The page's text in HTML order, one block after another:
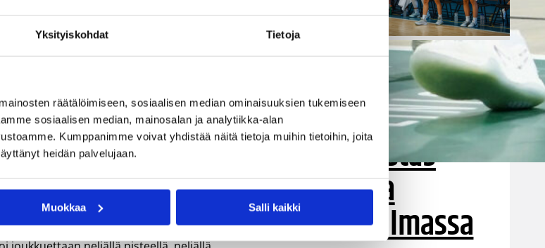
Yksityiskohdat Tietoja
räätälöimiseen, sosiaalisen median ominaisuuksien tukemiseen
sosiaalisen median, mainosalan ja analytiikka-alan
Kumppanimme voivat yhdistää näitä tietoja muihin tietoihin, joita
heidän palvelujaan.
Muokkaa Salli kaikki
olivat tositoimissa viikolla Saksassa. (Kuva: Ville Vuorinen)
kärkitaistelussa nousten toisella
06.08.2026 21:44
Susiladiesin
puolustus
rautaa
Tukholmassa